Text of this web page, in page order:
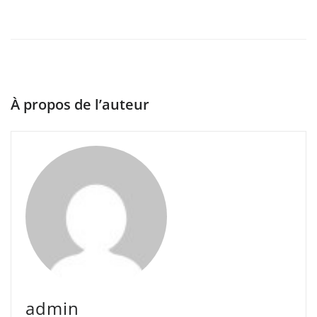
À propos de l’auteur
admin